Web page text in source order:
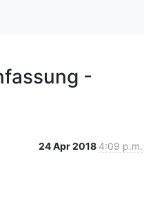
-
24 Apr 2018 4:09 p.m.